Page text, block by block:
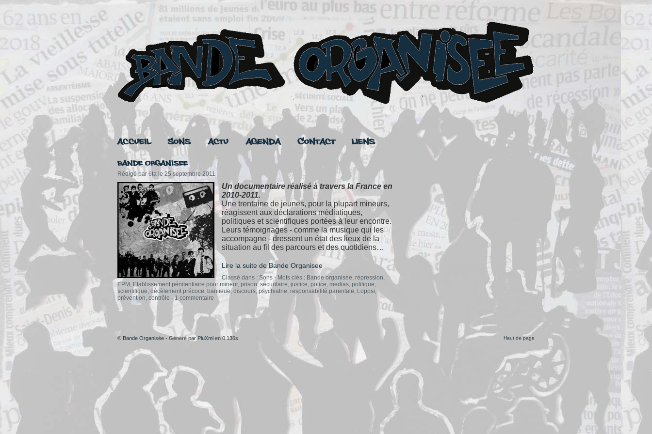
Accueil Sons Actu Agenda Contact Liens
Bande Organisee
Rédigé par 6ta le 25 septembre 2011
Un documentaire réalisé à travers la France en
2010-2011.
Une trentaine de jeunes, pour la plupart mineurs,
réagissent aux déclarations médiatiques,
politiques et scientifiques portées à leur encontre.
Leurs témoignages - comme la musique qui les
accompagne - dressent un état des lieux de la
situation au fil des parcours et des quotidiens…
Lire la suite de Bande Organisee
Classé dans : Sons - Mots clés : Bande organisée, répression,
EPM , Etablissement pénitentiaire pour mineur, prison, sécuritaire, justice, police, medias, politique,
scientifique, décèlement précoce, banlieue, discours, psychiatrie, responsabilité parentale, Loppsi,
prévention, contrôle -1 commentaire
© Bande Organisée - Généré parPluXml en 0.136s Haut de page